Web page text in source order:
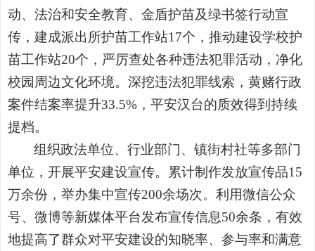
动、法治和安全教育、金盾护苗及绿书签行动宣
传，建成派出所护苗工作站17个，推动建设学校护
苗工作站20个，严厉查处各种违法犯罪活动，净化
校园周边文化环境。深挖违法犯罪线索，黄赌行政
案件结案率提升33.5%，平安汉台的质效得到持续
提档。
组织政法单位、行业部门、镇街村社等多部门
单位，开展平安建设宣传。累计制作发放宣传品15
万余份，举办集中宣传200余场次。利用微信公众
号、微博等新媒体平台发布宣传信息50余条，有效
地提高了群众对平安建设的知晓率、参与率和满意